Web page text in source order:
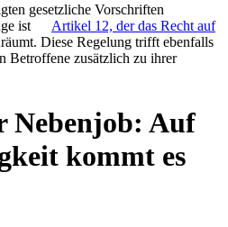
gesetzliche Vorschriften
ist
Artikel 12, der das Recht auf
Diese Regelung trifft ebenfalls
Betroffene zusätzlich zu ihrer
Nebenjob: Auf
kommt es